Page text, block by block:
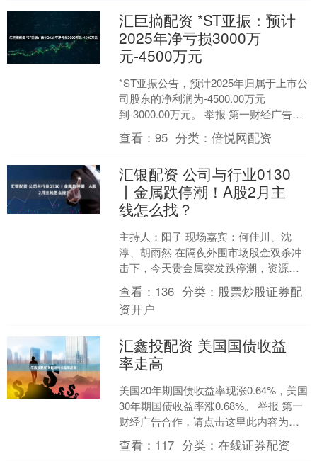
汇巨摘配资 *ST亚振：预计
2025年净亏损3000万
元-4500万元
*ST亚振公告，预计2025年归属于上市公
司股东的净利润为-4500.00万元
到-3000.00万元。 举报 第一财经广告合
作，请点击这里此内容为第一财经原
创，....
查看：95 分类：倍悦网配资
汇银配资 公司与行业0130
丨金属跌停潮！A股2月主
线怎么找？
主持人：阳子 现场嘉宾：何佳川、沈
淳、胡雨然 在隔夜外围市场股金双杀冲
击下，今天贵金属突发跌停潮，资源股
集体重挫！上期节目里提示过风险的嘉
宾胡雨然，将继续分析：....
查看： 136 分类： 股票炒股证券配
资开户
汇鑫投配资 美国国债收益
率走高
美国20年期国债收益率现涨0.64%，美国
30年期国债收益率涨0.68%。 举报 第一
财经广告合作，请点击这里此内容为第
一财经原创，著作权归第一财经所有。
未经第....
查看： 117 分类：在线证券配资